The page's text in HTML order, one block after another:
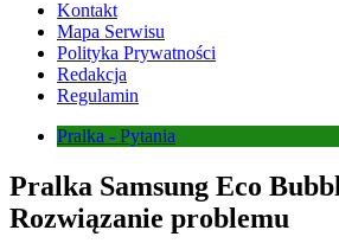
Kontakt
Mapa Serwisu
Polityka Prywatności
Redakcja
Regulamin
Pralka - Pytania
Pralka Samsung Eco
Rozwiązanie problemu